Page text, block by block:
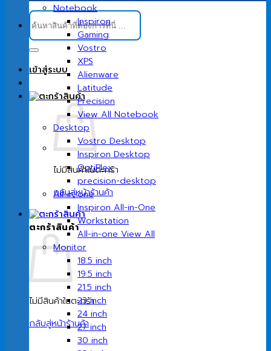
ค้นหา:
เข้าสู่ระบบ
ไม่มีสินค้าในตะกร้า
กลับสู่หน้าร้านค้า
ตะกร้าสินค้า
ไม่มีสินค้าในตะกร้า
กลับสู่หน้าร้านค้า
Notebook
Inspiron
Gaming
Vostro
XPS
Alienware
Latitude
Precision
View All Notebook
Desktop
Vostro Desktop
Inspiron Desktop
OptiPlex
precision-desktop
All-in-one
Inspiron All-in-One
Workstation
All-in-one View All
Monitor
18.5 inch
19.5 inch
21.5 inch
23 inch
24 inch
27 inch
30 inch